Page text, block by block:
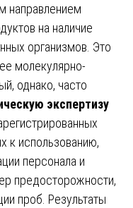
направлением
на наличие
организмов. Это
молекулярно-
однако, часто
экспертизу
к использованию,
персонала и
предосторожности,
проб. Результаты